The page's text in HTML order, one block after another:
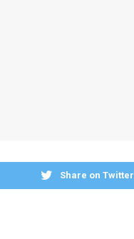
Share on Twitter